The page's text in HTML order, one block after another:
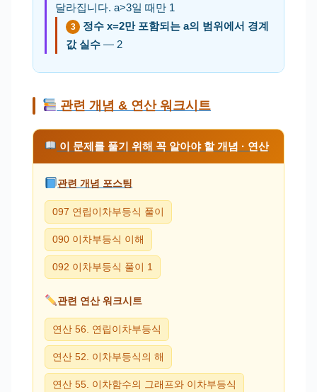
달라집니다. a>3일 때만 1
3
정수 x=2만 포함되는 a의 범위에서 경계
값 실수 — 2
관련 개념 & 연산 워크시트
이 문제를 풀기 위해 꼭 알아야 할 개념 · 연산
관련 개념 포스팅
097 연립이차부등식 풀이
090 이차부등식 이해
092 이차부등식 풀이 1
관련 연산 워크시트
연산 56. 연립이차부등식
연산 52. 이차부등식의 해
연산 55. 이차함수의 그래프와 이차부등식